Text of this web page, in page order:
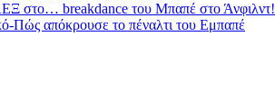
στο… breakdance του Μπαπέ στο Άνφιλντ!
Πώς απόκρουσε το πέναλτι του Εμπαπέ